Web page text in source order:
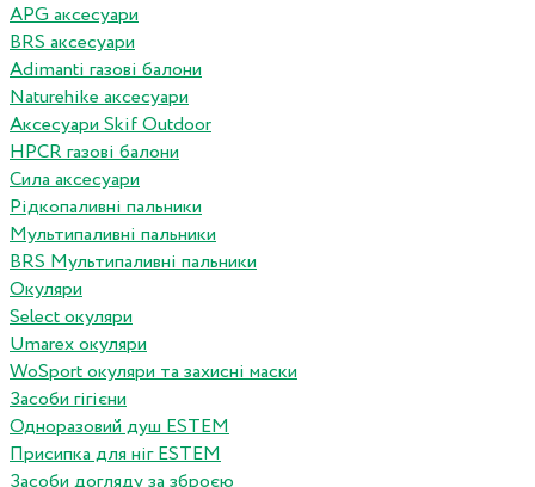
APG аксесуари
BRS аксесуари
Adimanti газові балони
Naturehike аксесуари
Аксесуари Skif Outdoor
HPCR газові балони
Сила аксесуари
Рідкопаливні пальники
Мультипаливні пальники
BRS Мультипаливні пальники
Окуляри
Select окуляри
Umarex окуляри
WoSport окуляри та захисні маски
Засоби гігієни
Одноразовий душ ESTEM
Присипка для ніг ESTEM